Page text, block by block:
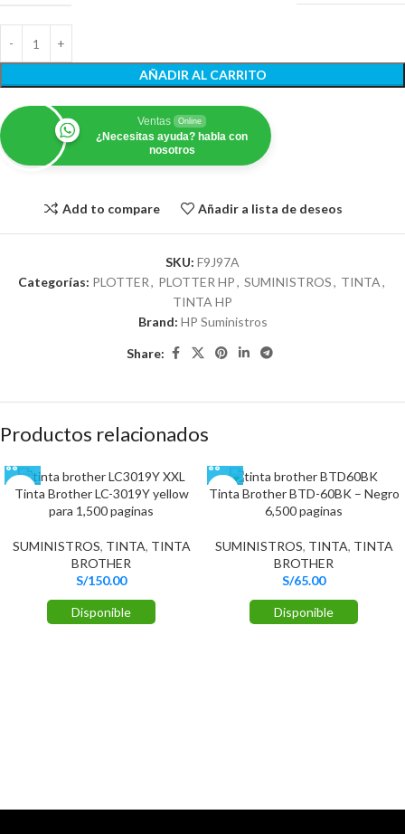
AÑADIR AL CARRITO
Ventas Online
¿Necesitas ayuda? habla con
nosotros
Add to compare Añadir a lista de deseos
SKU: F9J97A
Categorías: PLOTTER, PLOTTER HP, SUMINISTROS, TINTA,
TINTA HP
Brand: HP Suministros
Share:
Productos relacionados
Tinta Brother LC-3019Y yellow
para 1,500 paginas
SUMINISTROS, TINTA, TINTA
BROTHER
S/150.00
Disponible
Tinta Brother BTD-60BK – Negro
6,500 paginas
SUMINISTROS, TINTA, TINTA
BROTHER
S/65.00
Disponible